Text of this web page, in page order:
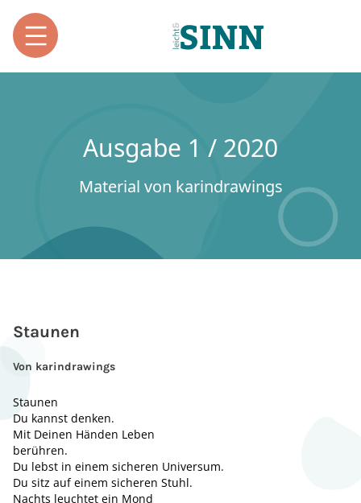
Ausgabe 1 / 2020
Material von karindrawings
Staunen
Von karindrawings
Staunen
Du kannst denken.
Mit Deinen Händen Leben
berühren.
Du lebst in einem sicheren Universum.
Du sitz auf einem sicheren Stuhl.
Nachts leuchtet ein Mond